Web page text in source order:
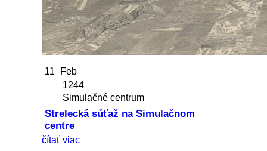
11
Feb
1244
Simulačné centrum
Strelecká súťaž na Simulačnom
centre
čítať viac